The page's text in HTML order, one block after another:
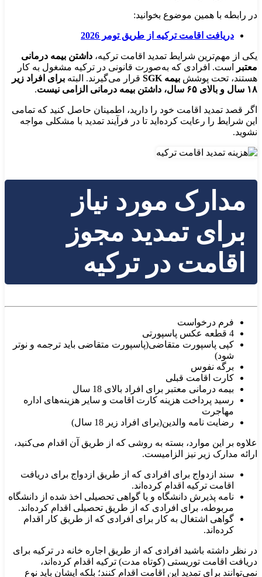
در رابطه با همین موضوع بخوانید:
دریافت اقامت ترکیه از طریق تومر 2026
یکی از مهم‌ترین شرایط تمدید اقامت ترکیه، داشتن بیمه درمانی
معتبر
است. افرادی که به‌صورت قانونی در ترکیه مشغول به کار
هستند، تحت پوشش بیمه SGK قرار می‌گیرند. البته برای افراد زیر
۱۸ سال و بالای ۶۵ سال، داشتن بیمه درمانی الزامی نیست
.
اگر قصد تمدید اقامت خود را دارید، اطمینان حاصل کنید که تمامی
این شرایط را رعایت کرده‌اید تا در فرآیند تمدید با مشکلی مواجه
نشوید.
مدارک مورد نیاز
برای تمدید مجوز
اقامت در ترکیه
فرم درخواست
4 قطعه عکس پاسپورتی
کپی پاسپورت متقاضی(پاسپورت متقاضی باید ترجمه و نوتر
شود)
برگه نفوس
کارت اقامت قبلی
بیمه درمانی معتبر برای افراد بالای 18 سال
رسید پرداخت‌ هزینه کارت اقامت و سایر هزینه‌های اداره
مهاجرت
رضایت نامه والدین(برای افراد زیر 18 سال)
علاوه‌ بر این موارد، بسته به روشی که از طریق آن اقدام می‌کنید،
ارائه مدارک زیر نیز الزامیست.
سند ازدواج برای افرادی که از طریق ازدواج برای دریافت
اقامت ترکیه اقدام کرده‌اند.
نامه پذیرش دانشگاه و یا گواهی تحصیلی اخذ شده از دانشگاه
مربوطه، برای افرادی که از طریق تحصیلی اقدام کرده‌اند.
گواهی اشتغال به کار برای افرادی که از طریق کار اقدام
کرده‌اند.
در نظر داشته باشید افرادی که از طریق اجاره خانه در ترکیه برای
دریافت اقامت توریستی (کوتاه مدت) ترکیه اقدام کرده‌اند،
نمی‌توانند برای تمدید این اقامت اقدام کنند؛ بلکه ایشان باید نوع